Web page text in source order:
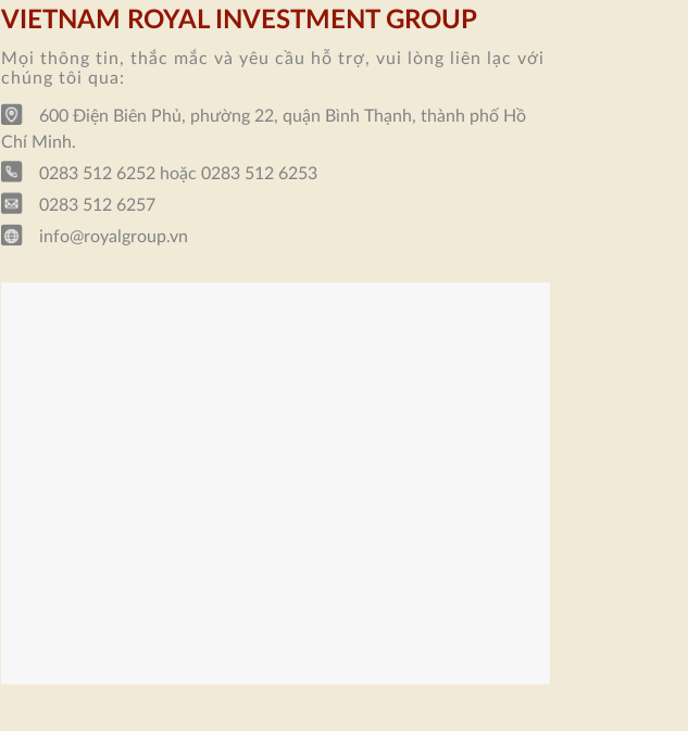
VIETNAM ROYAL INVESTMENT GROUP
Mọi thông tin, thắc mắc và yêu cầu hỗ trợ, vui lòng liên lạc với
chúng tôi qua:
600 Điện Biên Phủ, phường 22, quận Bình Thạnh, thành phố Hồ
Chí Minh.
0283 512 6252 hoặc 0283 512 6253
0283 512 6257
info@royalgroup.vn